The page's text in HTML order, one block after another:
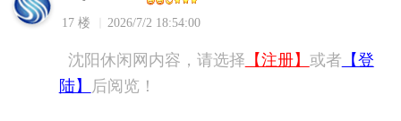
17 楼 2026/7/2 18:54:00
沈阳休闲网内容，请选择 【注册】 或者 【登
陆】
后阅览！